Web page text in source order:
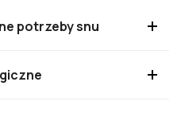
potrzeby snu